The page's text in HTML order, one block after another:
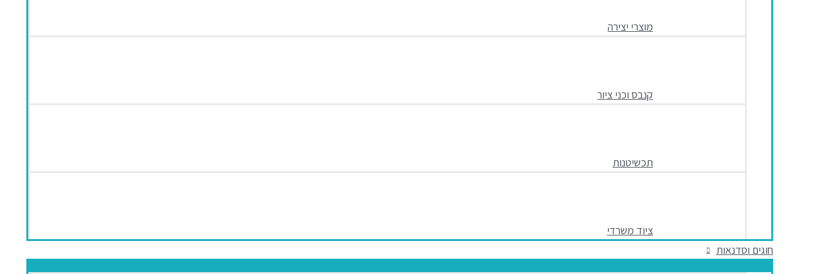
מוצרי יצירה
קנבס וכני ציור
תכשיטנות
ציוד משרדי
חוגים וסדנאות